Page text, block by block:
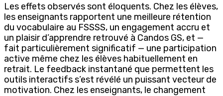
Les effets observés sont éloquents. Chez les élèves,
les enseignants rapportent une meilleure rétention
du vocabulaire au FSSSS, un engagement accru et
un plaisir d’apprendre retrouvé à Candos GS, et —
fait particulièrement significatif — une participation
active même chez les élèves habituellement en
retrait. Le feedback instantané que permettent les
outils interactifs s’est révélé un puissant vecteur de
motivation. Chez les enseignants, le changement